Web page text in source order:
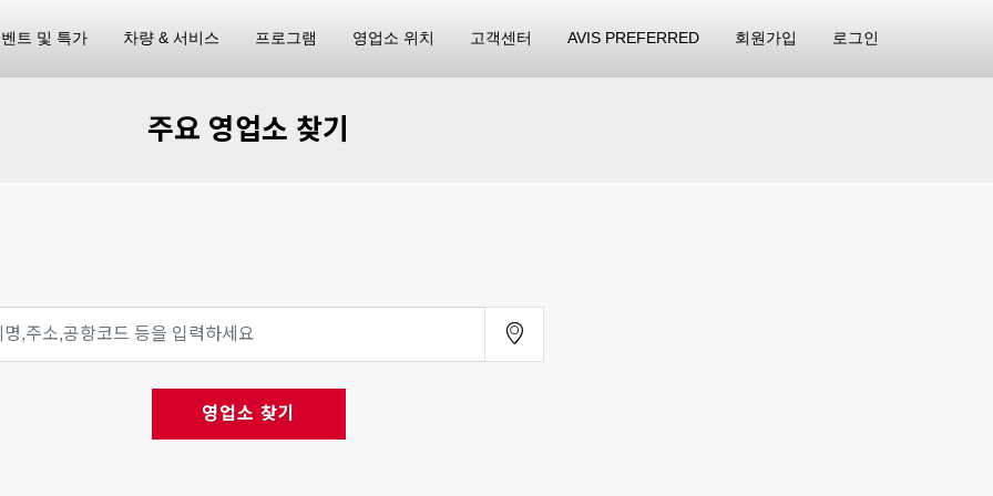
트 및 특가 차량 & 서비스 프로그램 영업소 위치 고객센터 AVIS PREFERRED 회원가입 로그인
주요 영업소 찾기
영업소 찾기